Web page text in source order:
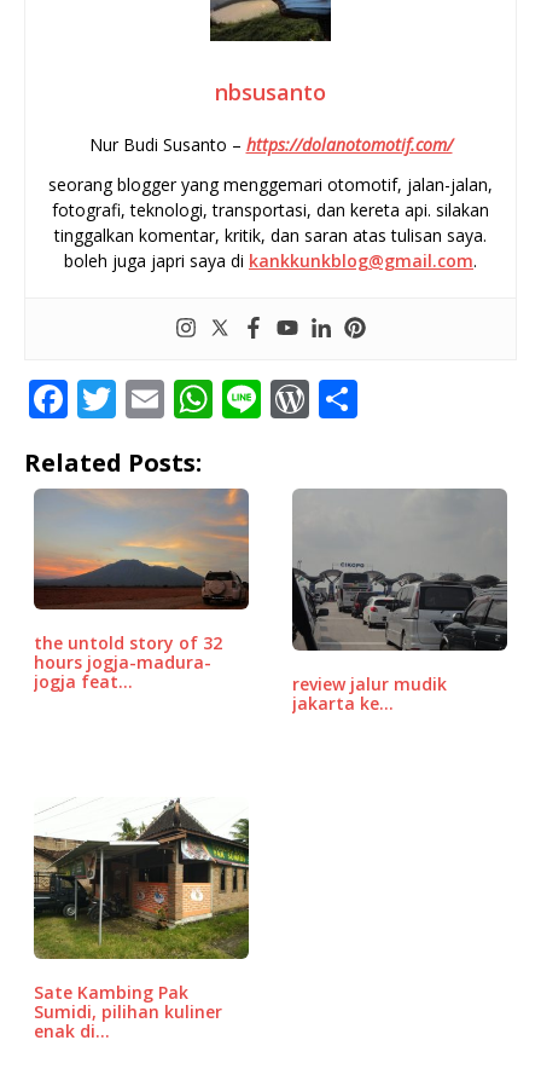
nbsusanto
Nur Budi Susanto – https://dolanotomotif.com/
seorang blogger yang menggemari otomotif, jalan-jalan,
fotografi, teknologi, transportasi, dan kereta api. silakan
tinggalkan komentar, kritik, dan saran atas tulisan saya.
boleh juga japri saya di kankkunkblog@gmail.com.
F
c
e
b
o
o
k
T
it
te
r
E
ai
W
at
s
A
p
p
Li W
r
P
r
e
ss
ar
Related Posts:
the untold story of 32
hours jogja-madura-
jogja feat…
review jalur mudik
jakarta ke…
Sate Kambing Pak
Sumidi, pilihan kuliner
enak di…